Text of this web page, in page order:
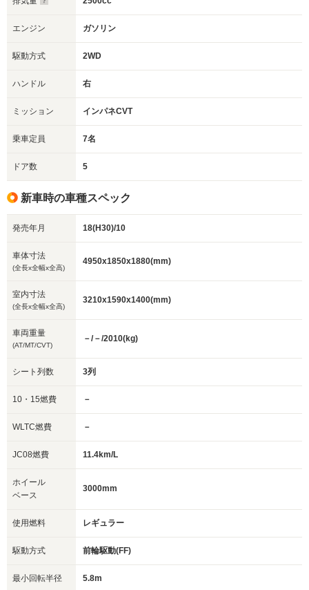
エンジン ガソリン
駆動方式 2WD
ハンドル 右
ミッション インパネCVT
乗車定員 7名
ドア数 5
新車時の車種スペック
発売年月 18(H30)/10
車体寸法
(全長x全幅x全高)
4950x1850x1880(mm)
室内寸法
(全長x全幅x全高)
3210x1590x1400(mm)
車両重量
(AT/MT/CVT)
－/－/2010(kg)
シート列数 3列
10・15燃費 －
WLTC燃費 －
JC08燃費 11.4km/L
ホイール
ベース
3000mm
使用燃料 レギュラー
駆動方式 前輪駆動(FF)
最小回転半径 5.8m